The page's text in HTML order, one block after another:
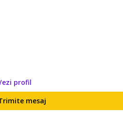
profil
mesaj